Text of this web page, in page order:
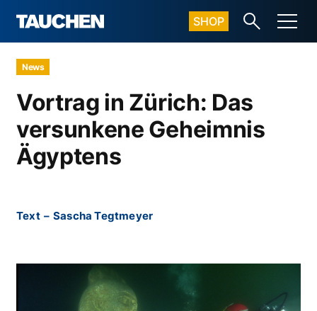
SHOP
News
Vortrag in Zürich: Das
versunkene Geheimnis
Ägyptens
Text – Sascha Tegtmeyer